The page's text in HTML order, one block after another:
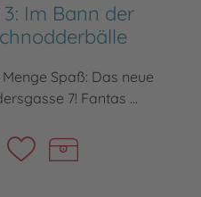
Im Bann der
Spaß: Das neue
7! Fantas ...